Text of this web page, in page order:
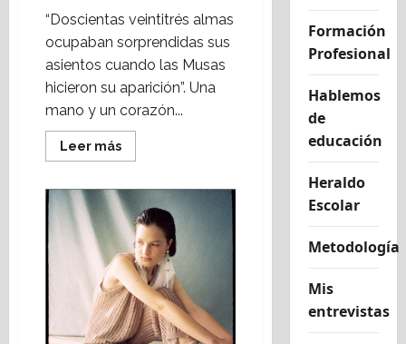
“Doscientas veintitrés almas
ocupaban sorprendidas sus
asientos cuando las Musas
hicieron su aparición”. Una
mano y un corazón...
Leer másLeer
más
Altercado
Slam!,
poesía
para
vivir
(Heraldo
Escolar)
Foto:
Jaime
Perpinyà
Formación
Profesional
Hablemos
de
educación
Heraldo
Escolar
Metodología
Mis
entrevistas